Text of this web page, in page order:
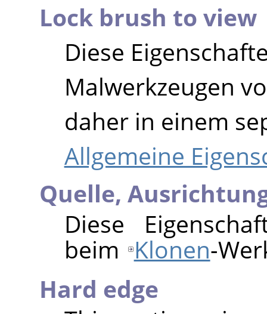
Lock brush to view
Diese
Malwerkzeugen
daher in einem
Allgemeine
Quelle,
Diese
beim Klonen-
Hard edge